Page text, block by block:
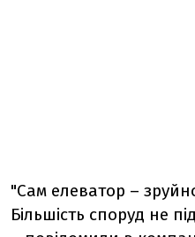
"Сам елеватор –
Більшість споруд не